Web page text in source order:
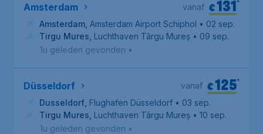
Amsterdam €131*
vanaf
Amsterdam Amsterdam Airport Schiphol • 02 sep.
Tirgu Mures Luchthaven Târgu Mureș • 09 sep.
1u geleden gevonden •
Düsseldorf €125*
vanaf
Dusseldorf Flughafen Düsseldorf • 03 sep.
Tirgu Mures Luchthaven Târgu Mureș • 10 sep.
1u geleden gevonden •